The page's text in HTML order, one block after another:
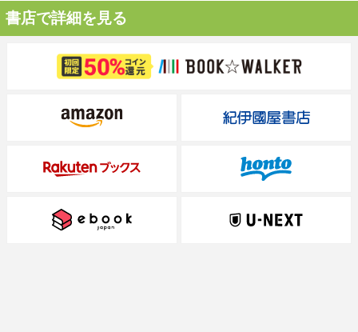
書店で詳細を見る